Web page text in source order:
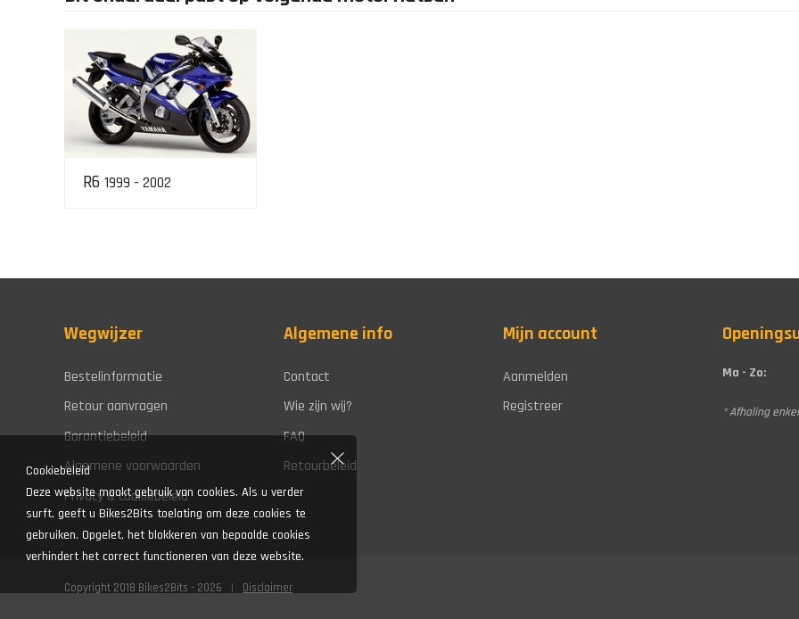
R6 1999 - 2002
Wegwijzer
Bestelinformatie
Retour aanvragen
Garantiebeleid
Algemene voorwaarden
Privacy & cookiebeleid
Algemene info
Contact
Wie zijn wij?
FAQ
Retourbeleid
Mijn account
Aanmelden
Registreer
Ma - Zo:
* Afhaling
Copyright 2018 Bikes2Bits - 2026 Disclaimer
Cookiebeleid
Deze website maakt gebruik van cookies. Als u verder
surft, geeft u Bikes2Bits toelating om deze cookies te
gebruiken. Opgelet, het blokkeren van bepaalde cookies
verhindert het correct functioneren van deze website.